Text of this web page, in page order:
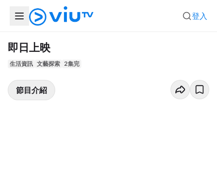
登入
即日上映
生活資訊 文藝探索 2集完
節目介紹